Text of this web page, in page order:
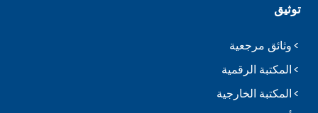
توثيق
وثائق مرجعية
المكتبة الرقمية
المكتبة الخارجية